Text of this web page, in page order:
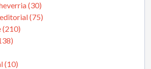
(30)
(75)
(210)
(10)